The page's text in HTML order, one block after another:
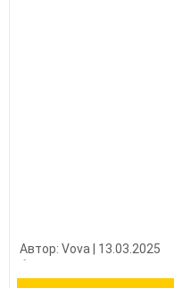
Автор: Vova | 13.03.2025